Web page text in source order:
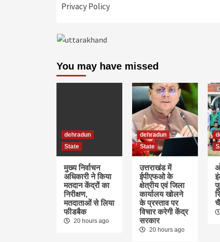
Privacy Policy
You may have missed
dehradun
State
मुख्य निर्वाचन
अधिकारी ने किया
मतदान केंद्रों का
निरीक्षण,
मतदाताओं से लिया
फीडबैक
20 hours ago
dehradun
State
उत्तराखंड में
ईपीएफओ के
क्षेत्रीय एवं जिला
कार्यालय खोलने
के प्रस्ताव पर
विचार करेगी केंद्र
सरकार
20 hours ago